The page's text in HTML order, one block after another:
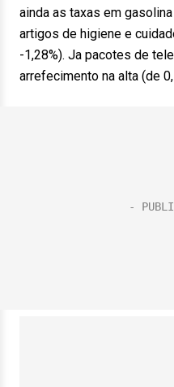
ainda as taxas em
artigos de higiene e
-1,28%). Ja pacotes de
arrefecimento na alta (de